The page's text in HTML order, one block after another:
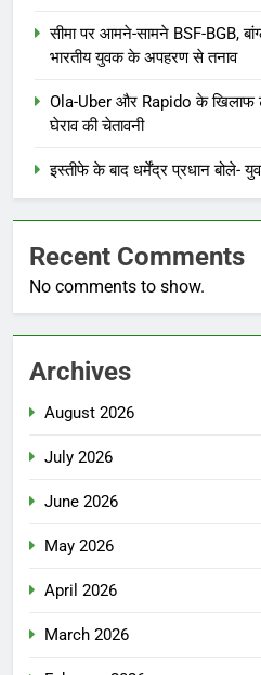
सीमा पर आमने-सामने BSF-BGB,
भारतीय युवक के अपहरण से तनाव
Ola-Uber और Rapido के खिलाफ
घेराव की चेतावनी
इस्तीफे के बाद धर्मेंद्र प्रधान बोले-
Recent Comments
No comments to show.
Archives
August 2026
July 2026
June 2026
May 2026
April 2026
March 2026